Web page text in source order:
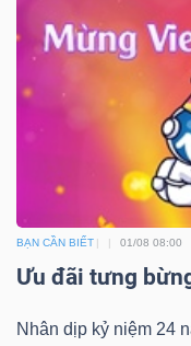
BẠN CẦN BIẾT 01/08 08:00
Ưu đãi tưng
Nhân dịp kỷ niệm 24